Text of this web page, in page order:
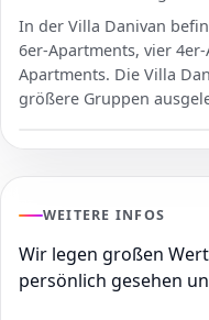
In der Villa Danivan
6er-Apartments, vier
Apartments. Die Villa
größere Gruppen
WEITERE INFOS
Wir legen großen
persönlich gesehen